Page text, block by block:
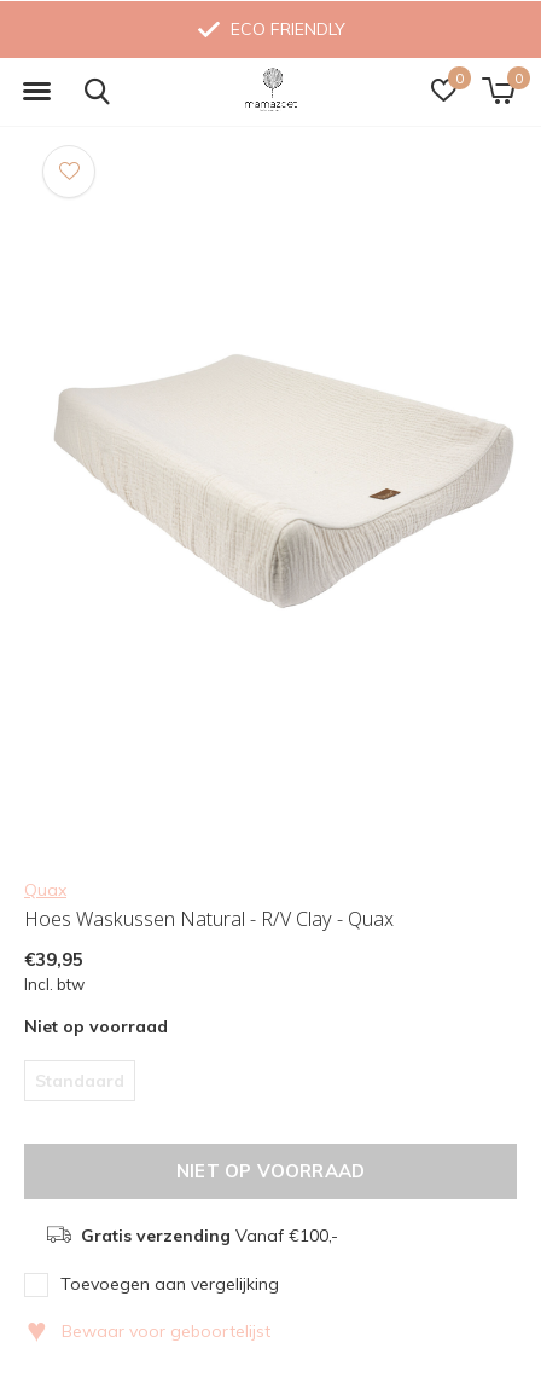
0 0
ECO FRIENDLY
Quax
Hoes Waskussen Natural - R/V Clay - Quax
€39,95
Incl. btw
Niet op voorraad
Standaard
NIET OP VOORRAAD
Gratis verzending Vanaf €100,-
Toevoegen aan vergelijking
♥ Bewaar voor geboortelijst